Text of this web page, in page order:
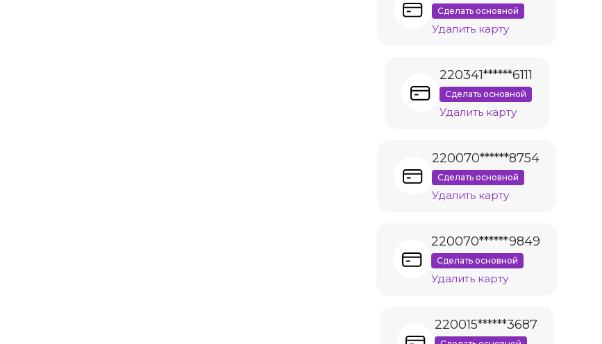
Сделать основной
Удалить карту
220341******6111
Сделать основной
Удалить карту
220070******8754
Сделать основной
Удалить карту
220070******9849
Сделать основной
Удалить карту
220015******3687